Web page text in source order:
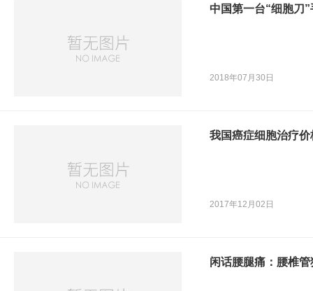
中国第一台“细胞刀
2018年07月30日
我国癌症细胞治疗
2017年12月02日
闲话腰腿痛：腰椎